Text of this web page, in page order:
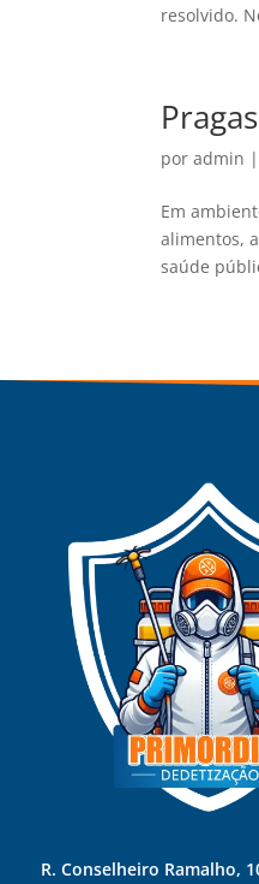
resolvido.
poradmin
Em
alimentos,
saúde
R. Conselheiro Ramalho,